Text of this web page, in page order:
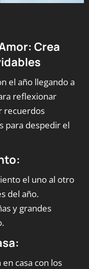
Crea
el año llegando a
reflexionar
recuerdos
para despedir el
el uno al otro
del año.
y grandes
casa con los